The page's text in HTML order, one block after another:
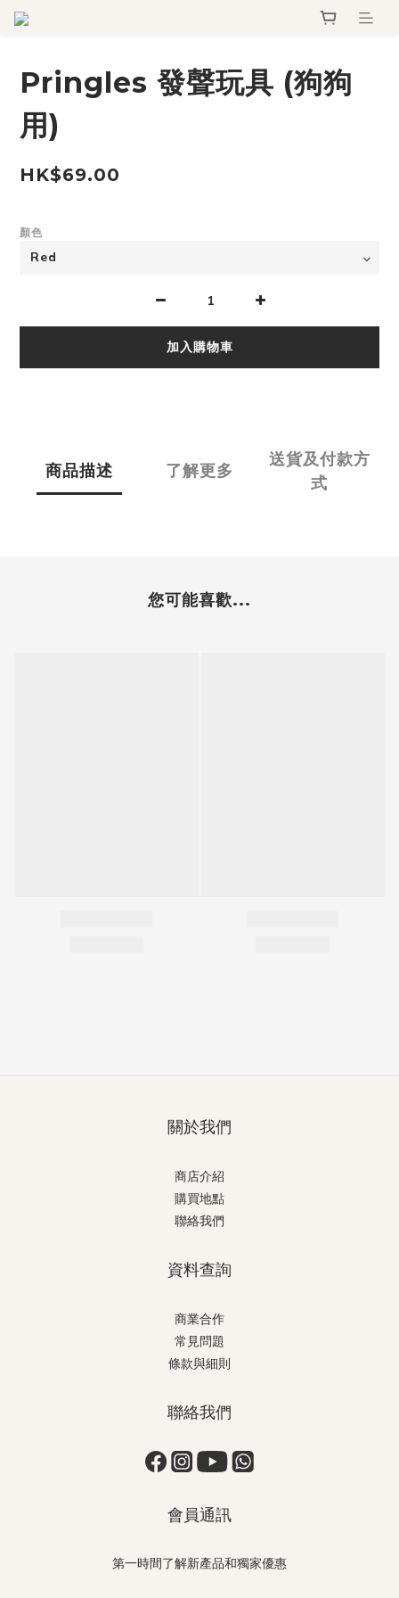
Pringles 發聲玩具 (狗狗
用)
HK$69.00
顏色
加入購物車
商品描述 了解更多
送貨及付款方
式
您可能喜歡...
關於我們
商店介紹
購買地點
聯絡我們
資料查詢
商業合作
常見問題
條款與細則
聯絡我們
會員通訊
第一時間了解新產品和獨家優惠